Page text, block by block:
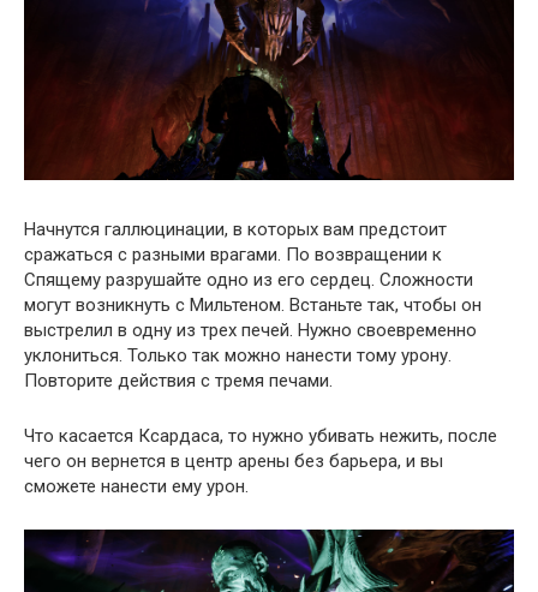
Начнутся галлюцинации, в которых вам предстоит
сражаться с разными врагами. По возвращении к
Спящему разрушайте одно из его сердец. Сложности
могут возникнуть с Мильтеном. Встаньте так, чтобы он
выстрелил в одну из трех печей. Нужно своевременно
уклониться. Только так можно нанести тому урону.
Повторите действия с тремя печами.
Что касается Ксардаса, то нужно убивать нежить, после
чего он вернется в центр арены без барьера, и вы
сможете нанести ему урон.